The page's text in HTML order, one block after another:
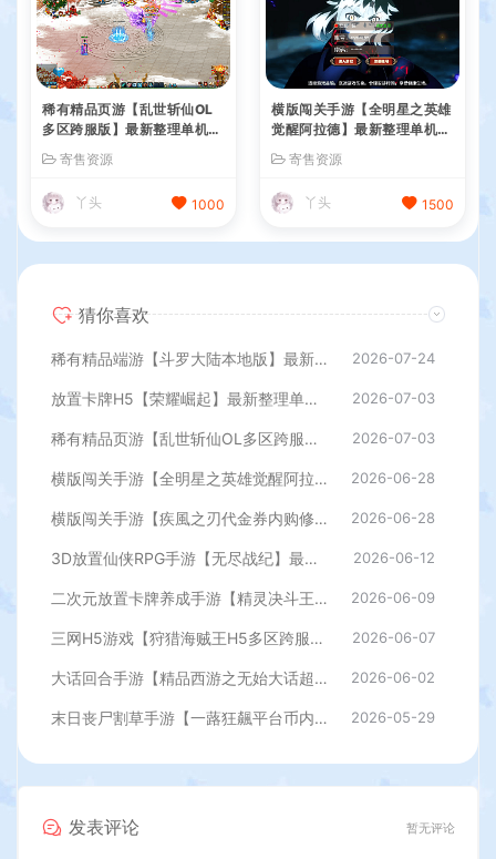
稀有精品页游【乱世斩仙OL
多区跨服版】最新整理单机一
务端+网页注册+网页商城+C
DK授权后台+详细搭建教程
寄售资源
丫头 1000
横版闯关手游【全明星之英雄
觉醒阿拉德】最新整理单机一
JAVA管理后台+GM授权后台
+安卓苹果双端+详细搭建教
程
寄售资源
丫头 1500
猜你喜欢
稀有精品端游【斗罗大陆本地版】最新整理Win系服务端+PC客户端+网页注册+CDK授权后台+管理后台+详细搭建教程 2026-07-24
放置卡牌H5【荣耀崛起】最新整理单机一键即玩端+Linux手工服务端+CDK授权后台+简易安卓+详细搭建教程+全套源码 2026-07-03
稀有精品页游【乱世斩仙OL多区跨服版】最新整理单机一键即玩镜像端+Linux手工服务端+网页注册+网页商城+CDK授权后台+详细搭建教程 2026-07-03
横版闯关手游【全明星之英雄觉醒阿拉德】最新整理单机一键即玩端+Linux手工服务端+JAVA管理后台+GM授权后台+安卓苹果双端+详细搭建教程 2026-06-28
横版闯关手游【疾風之刃代金券内购修复版】最新整理单机一键即玩镜像端+Linux手工服务端+安卓苹果双端+CDK授权后台+前后端全套源码+详细搭建教程 2026-06-28
3D放置仙侠RPG手游【无尽战纪】最新整理单机一键即玩镜像端+Linux手工服务端+安卓+运营后台+管理后台+CDK授权后台+详细搭建教程+全套源码 2026-06-12
二次元放置卡牌养成手游【精灵决斗王/超萌陆战队内购版】最新整理单机一键即玩镜像端+Linux手工服务端+安卓+CDK授权后台+详细搭建教程+视频教程+全套源码 2026-06-09
三网H5游戏【狩猎海贼王H5多区跨服代金券内购版】最新整理单机一键即玩镜像端+Linux手工服务端+新管理后台+CDK授权后台+简易安卓客户端+详细搭建教程 2026-06-07
大话回合手游【精品西游之无始大话超变无上限属性】最新整理单机一键即玩端+Linux手工服务端+安卓+神兔后台+详细搭建教程 2026-06-02
末日丧尸割草手游【一蕗狂飆平台币内购408关版】最新整理单机一键即玩镜像端+Linux手工服务端+多区+网页注册+管理后台+代理后台+商城后台+CDK授权后台+安卓苹果双端+详细搭建教程 2026-05-29
发表评论 暂无评论